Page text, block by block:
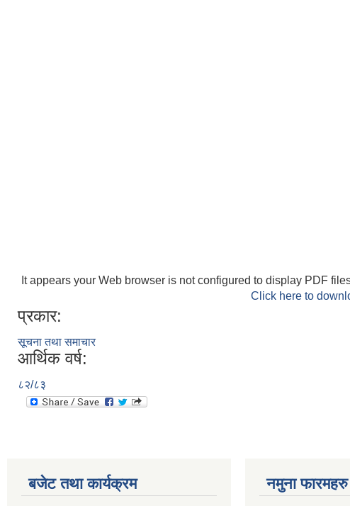
It appears your Web browser is not configured to display PDF
Click here to
प्रकार:
सूचना तथा समाचार
आर्थिक वर्ष:
८२/८३
बजेट तथा कार्यक्रम नमुना फारमहरु